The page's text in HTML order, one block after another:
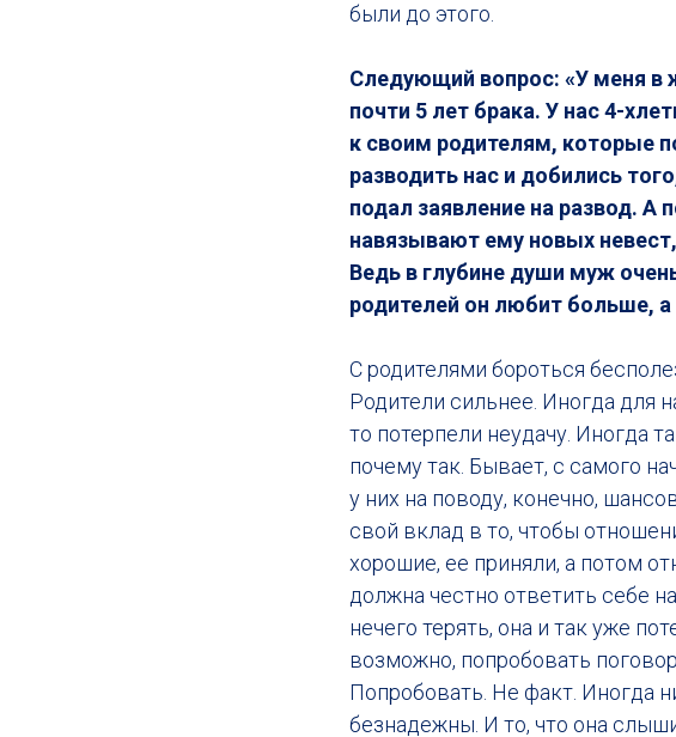
были до этого.
Следующий вопрос: «У меня в
почти 5 лет брака. У нас 4-
к своим родителям, которые
разводить нас и добились
подал заявление на развод. А
навязывают ему новых
Ведь в глубине души муж
родителей он любит больше,
С родителями бороться
Родители сильнее. Иногда для
то потерпели неудачу. Иногда
почему так. Бывает, с самого
у них на поводу, конечно,
свой вклад в то, чтобы
хорошие, ее приняли, а потом
должна честно ответить себе
нечего терять, она и так уже
возможно, попробовать
Попробовать. Не факт. Иногда
безнадежны. И то, что она